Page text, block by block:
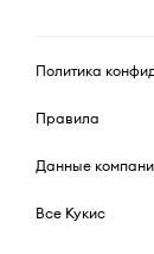
Политика
Правила
Данные
Все Кукис